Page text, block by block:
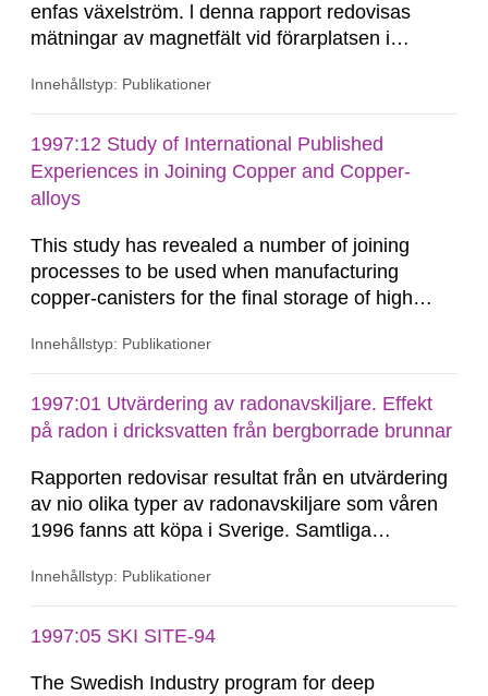
enfas växelström. l denna rapport redovisas
mätningar av magnetfält vid förarplatsen i
äldre elektromekaniskt lok, dels i olika nyare
var starkare i äldre lok än i modernare loktyper.
Gert Anger,...
Innehållstyp: Publikationer
1997:12 Study of International Published
Experiences in Joining Copper and Copper-
alloys
This study has revealed a number of joining
processes to be used when manufacturing
copper-canisters for the final storage of high
which material and which joining process to be
The welding procedure has to be qualified i.e, it
shall be demonstrated whether the procedure is
Innehållstyp: Publikationer
1997:01 Utvärdering av radonavskiljare. Effekt
på radon i dricksvatten från bergborrade brunnar
Rapporten redovisar resultat från en utvärdering
av nio olika typer av radonavskiljare som våren
1996 fanns att köpa i Sverige. Samtliga
radonhalten i inkommande vatten med 95 - 99%.
tekniska brister. Vid utvärderingen har
besökts.
Innehållstyp: Publikationer
1997:05 SKI SITE-94
The Swedish Industry program for deep